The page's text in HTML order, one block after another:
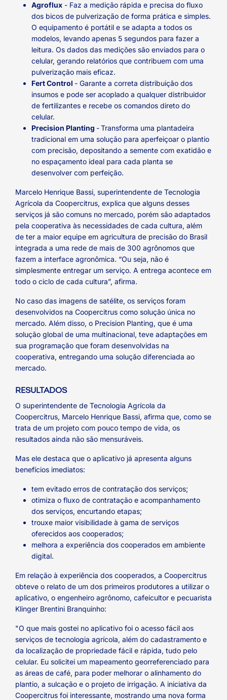
Agroflux - Faz a medição rápida e precisa do fluxo
dos bicos de pulverização de forma prática e simples.
O equipamento é portátil e se adapta a todos os
modelos, levando apenas 5 segundos para fazer a
leitura. Os dados das medições são enviados para o
celular, gerando relatórios que contribuem com uma
pulverização mais eficaz.
Fert Control - Garante a correta distribuição dos
insumos e pode ser acoplado a qualquer distribuidor
de fertilizantes e recebe os comandos direto do
celular.
Precision Planting -Transforma uma plantadeira
tradicional em uma solução para aperfeiçoar o plantio
com precisão, depositando a semente com exatidão e
no espaçamento ideal para cada planta se
desenvolver com perfeição.
Marcelo Henrique Bassi, superintendente de Tecnologia
Agrícola da Coopercitrus, explica que alguns desses
serviços já são comuns no mercado, porém são adaptados
pela cooperativa às necessidades de cada cultura, além
de ter a maior equipe em agricultura de precisão do Brasil
integrada a uma rede de mais de 300 agrônomos que
fazem a interface agronômica. “Ou seja, não é
simplesmente entregar um serviço. A entrega acontece em
todo o ciclo de cada cultura”, afirma.
No caso das imagens de satélite, os serviços foram
desenvolvidos na Coopercitrus como solução única no
mercado. Além disso, o Precision Planting, que é uma
solução global de uma multinacional, teve adaptações em
sua programação que foram desenvolvidas na
cooperativa, entregando uma solução diferenciada ao
mercado.
RESULTADOS
O superintendente de Tecnologia Agrícola da
Coopercitrus, Marcelo Henrique Bassi, afirma que, como se
trata de um projeto com pouco tempo de vida, os
resultados ainda não são mensuráveis.
Mas ele destaca que o aplicativo já apresenta alguns
benefícios imediatos:
tem evitado erros de contratação dos serviços;
otimiza o fluxo de contratação e acompanhamento
dos serviços, encurtando etapas;
trouxe maior visibilidade à gama de serviços
oferecidos aos cooperados;
melhora a experiência dos cooperados em ambiente
digital.
Em relação à experiência dos cooperados, a Coopercitrus
obteve o relato de um dos primeiros produtores a utilizar o
aplicativo, o engenheiro agrônomo, cafeicultor e pecuarista
Klinger Brentini Branquinho:
"O que mais gostei no aplicativo foi o acesso fácil aos
serviços de tecnologia agrícola, além do cadastramento e
da localização de propriedade fácil e rápida, tudo pelo
celular. Eu solicitei um mapeamento georreferenciado para
as áreas de café, para poder melhorar o alinhamento do
plantio, a sulcação e o projeto de irrigação. A iniciativa da
Coopercitrus foi interessante, mostrando uma nova forma